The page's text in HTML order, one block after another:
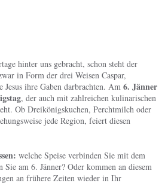
hinter uns gebracht, schon steht der
in Form der drei Weisen Caspar,
ihre Gaben darbrachten. Am 6. Jänner
, der auch mit zahlreichen kulinarischen
Ob Dreikönigskuchen, Perchtmilch oder
jede Region, feiert diesen
welche Speise verbinden Sie mit dem
Sie am 6. Jänner? Oder kommen an diesem
an frühere Zeiten wieder in Ihr